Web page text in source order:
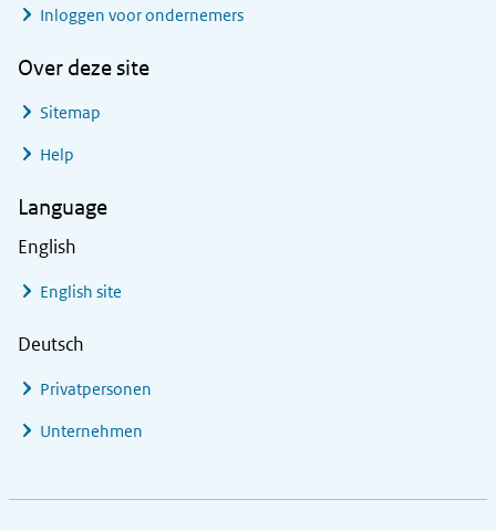
Inloggen voor ondernemers
Over deze site
Sitemap
Help
Language
English
English site
Deutsch
Privatpersonen
Unternehmen